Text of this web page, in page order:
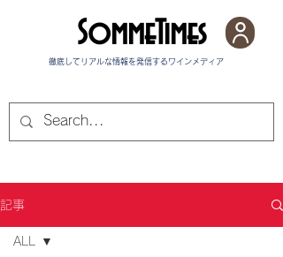
徹底してリアルな情報を発信する​ワインメディア
SommeTimes
記事
ALL